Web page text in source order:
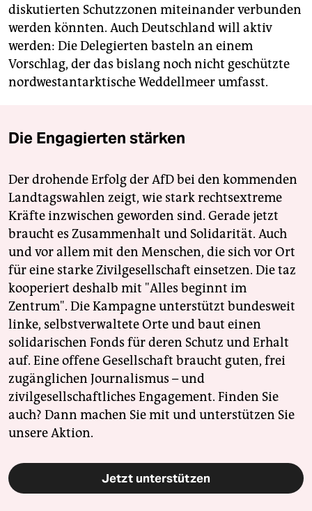
diskutierten Schutzzonen miteinander verbunden
werden könnten. Auch Deutschland will aktiv
werden: Die Delegierten basteln an einem
Vorschlag, der das bislang noch nicht geschützte
nordwestantarktische Weddellmeer umfasst.
Die Engagierten stärken
Der drohende Erfolg der AfD bei den kommenden
Landtagswahlen zeigt, wie stark rechtsextreme
Kräfte inzwischen geworden sind. Gerade jetzt
braucht es Zusammenhalt und Solidarität. Auch
und vor allem mit den Menschen, die sich vor Ort
für eine starke Zivilgesellschaft einsetzen. Die taz
kooperiert deshalb mit "Alles beginnt im
Zentrum". Die Kampagne unterstützt bundesweit
linke, selbstverwaltete Orte und baut einen
solidarischen Fonds für deren Schutz und Erhalt
auf. Eine offene Gesellschaft braucht guten, frei
zugänglichen Journalismus – und
zivilgesellschaftliches Engagement. Finden Sie
auch? Dann machen Sie mit und unterstützen Sie
unsere Aktion.
Jetzt unterstützen